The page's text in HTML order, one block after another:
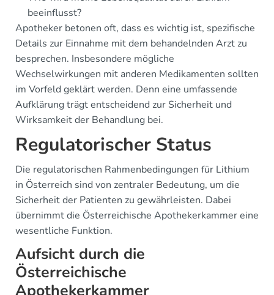
beeinflusst?
Apotheker betonen oft, dass es wichtig ist, spezifische
Details zur Einnahme mit dem behandelnden Arzt zu
besprechen. Insbesondere mögliche
Wechselwirkungen mit anderen Medikamenten sollten
im Vorfeld geklärt werden. Denn eine umfassende
Aufklärung trägt entscheidend zur Sicherheit und
Wirksamkeit der Behandlung bei.
Regulatorischer Status
Die regulatorischen Rahmenbedingungen für Lithium
in Österreich sind von zentraler Bedeutung, um die
Sicherheit der Patienten zu gewährleisten. Dabei
übernimmt die Österreichische Apothekerkammer eine
wesentliche Funktion.
Aufsicht durch die
Österreichische
Apothekerkammer